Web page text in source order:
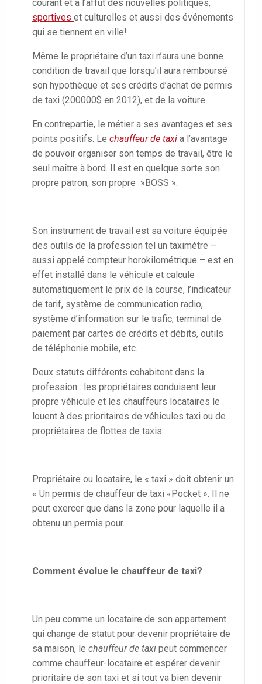
courant et à l’affût des nouvelles politiques,
sportives et culturelles et aussi des événements
qui se tiennent en ville!
Même le propriétaire d’un taxi n’aura une bonne
condition de travail que lorsqu’il aura remboursé
son hypothèque et ses crédits d’achat de permis
de taxi (200000$ en 2012), et de la voiture.
En contrepartie, le métier a ses avantages et ses
points positifs. Le chauffeur de taxi a l’avantage
de pouvoir organiser son temps de travail, être le
seul maître à bord. Il est en quelque sorte son
propre patron, son propre »BOSS ».
Son instrument de travail est sa voiture équipée
des outils de la profession tel un taximètre –
aussi appelé compteur horokilométrique – est en
effet installé dans le véhicule et calcule
automatiquement le prix de la course, l’indicateur
de tarif, système de communication radio,
système d’information sur le trafic, terminal de
paiement par cartes de crédits et débits, outils
de téléphonie mobile, etc.
Deux statuts différents cohabitent dans la
profession : les propriétaires conduisent leur
propre véhicule et les chauffeurs locataires le
louent à des prioritaires de véhicules taxi ou de
propriétaires de flottes de taxis.
Propriétaire ou locataire, le « taxi » doit obtenir un
« Un permis de chauffeur de taxi «Pocket ». Il ne
peut exercer que dans la zone pour laquelle il a
obtenu un permis pour.
Comment évolue le chauffeur de taxi?
Un peu comme un locataire de son appartement
qui change de statut pour devenir propriétaire de
sa maison, le chauffeur de taxi peut commencer
comme chauffeur-locataire et espérer devenir
prioritaire de son taxi et si tout va bien devenir